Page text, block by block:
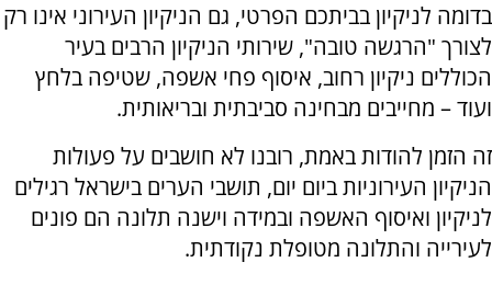
בדומה לניקיון בביתכם הפרטי, גם הניקיון העירוני אינו רק
לצורך "הרגשה טובה", שירותי הניקיון הרבים בעיר
הכוללים ניקיון רחוב, איסוף פחי אשפה, שטיפה בלחץ
ועוד – מחייבים מבחינה סביבתית ובריאותית.
זה הזמן להודות באמת, רובנו לא חושבים על פעולות
הניקיון העירוניות ביום יום, תושבי הערים בישראל רגילים
לניקיון ואיסוף האשפה ובמידה וישנה תלונה הם פונים
לעירייה והתלונה מטופלת נקודתית.